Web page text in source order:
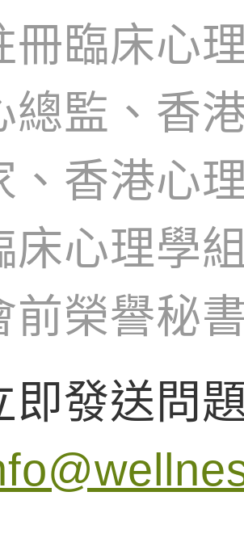
冊臨床心
總監、香
、香港心
床心理學
前榮譽秘
即發送問